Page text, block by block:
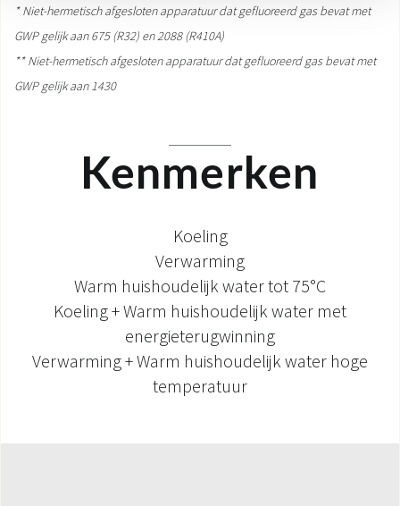
* Niet-hermetisch afgesloten apparatuur dat gefluoreerd gas bevat met
GWP gelijk aan 675 (R32) en 2088 (R410A)
** Niet-hermetisch afgesloten apparatuur dat gefluoreerd gas bevat met
GWP gelijk aan 1430
Kenmerken
Koeling
Verwarming
Warm huishoudelijk water tot 75°C
Koeling + Warm huishoudelijk water met
energieterugwinning
Verwarming + Warm huishoudelijk water hoge
temperatuur